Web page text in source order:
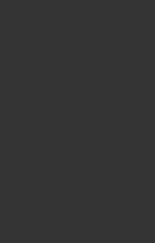
ニットノースリーブ